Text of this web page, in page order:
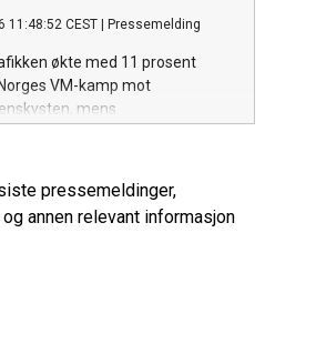
11:48:52 CEST Pressemelding
økte med 11 prosent
VM-kamp mot
mens
pressemeldinger,
annen relevant informasjon